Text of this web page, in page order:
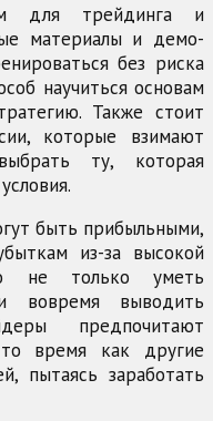
для трейдинга и
материалы и демо-
без риска
научиться основам
Также стоит
которые взимают
ту, которая
быть прибыльными,
из-за высокой
не только уметь
вовремя выводить
предпочитают
время как другие
пытаясь заработать